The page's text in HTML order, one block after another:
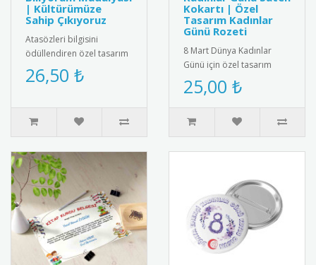
| Kültürümüze
Sahip Çıkıyoruz
Atasözleri bilgisini
ödüllendiren özel tasarım
madalya. Türk kültürünü
yaşatmak ve dil
26,50 ₺
Kokartı | Özel
Tasarım Kadınlar
Günü Rozeti
8 Mart Dünya Kadınlar
Günü için özel tasarım
saten kokart.Yüksek kaliteli
kadife dokulu saten
kumaşt..
25,00 ₺